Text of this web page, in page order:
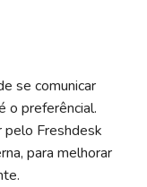
se comunicar
o preferêncial.
pelo Freshdesk
para melhorar